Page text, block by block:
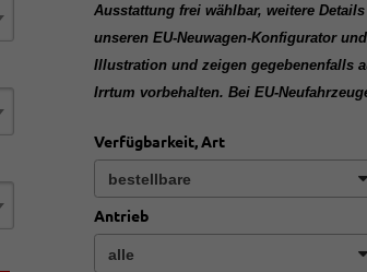
Ausstattung frei wählbar, weitere
unseren EU-Neuwagen-Konfigurator
Illustration und zeigen gegebenenfalls
Irrtum vorbehalten. Bei EU-
Verfügbarkeit, Art
Antrieb